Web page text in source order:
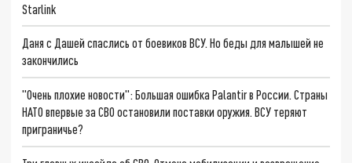
Starlink
Даня с Дашей спаслись от боевиков ВСУ. Но беды для малышей не
закончились
"Очень плохие новости": Большая ошибка Palantir в России. Страны
НАТО впервые за СВО остановили поставки оружия. ВСУ теряют
приграничье?